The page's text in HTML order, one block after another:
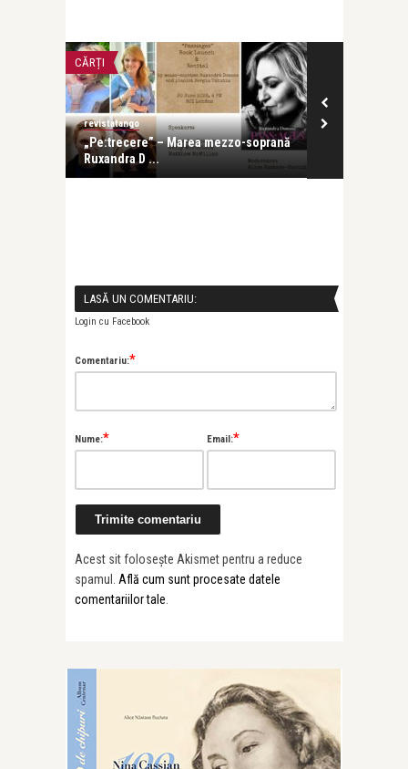
soprană
LIFE
revistatango
Cartea de debut a mezzosopranei
Ruxandra Donose se lanse ...
LASĂ UN COMENTARIU:
Login cu Facebook
Comentariu:*
Nume:* Email:*
Acest sit folosește Akismet pentru a reduce
spamul. Află cum sunt procesate datele
comentariilor tale